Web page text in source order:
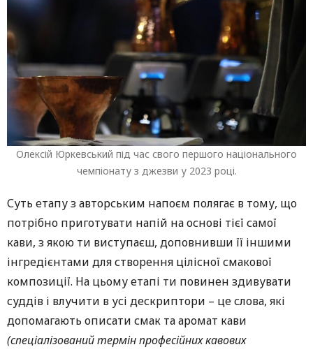
Олексій Юркевський під час свого першого національного
чемпіонату з джезви у 2023 році.
Суть етапу з авторським напоєм полягає в тому, що
потрібно приготувати напій на основі тієї самої
кави, з якою ти виступаєш, доповнивши її іншими
інгредієнтами для створення цілісної смакової
композиції. На цьому етапі ти повинен здивувати
суддів і влучити в усі дескриптори – це слова, які
допомагають описати смак та аромат кави
(спеціалізований термін професійних кавових